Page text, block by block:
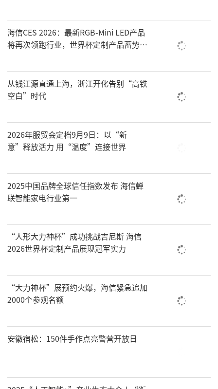
海信CES 2026：最新RGB-Mini LED产品
将再次领跑行业，世界杯定制产品蓄势待
从钱江源直通上海，浙江开化告别“高铁
空白”时代
2026年服贸会定档9月9日：以“新
意”释放活力 用“温度”连接世界
2025中国品牌全球信任指数发布 海信蝉
联智能家电行业第一
“人形大力神杯”成功挑战吉尼斯 海信
2026世界杯定制产品展现冠军实力
“大力神杯”展预约火爆，海信紧急追加
2000个参观名额
安徽宿松：150件手作点亮警营开放日